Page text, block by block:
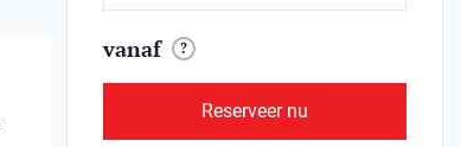
vanaf ?
Reserveer nu